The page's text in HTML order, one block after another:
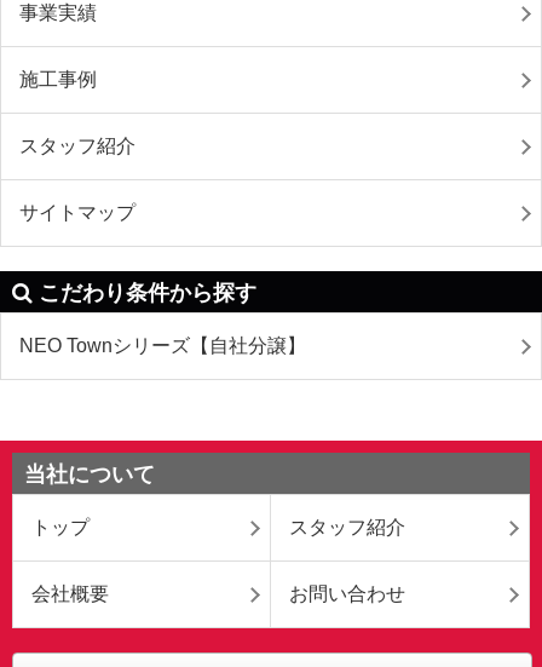
事業実績
施工事例
スタッフ紹介
サイトマップ
こだわり条件から探す
NEO Townシリーズ【自社分譲】
当社について
トップ スタッフ紹介
会社概要 お問い合わせ